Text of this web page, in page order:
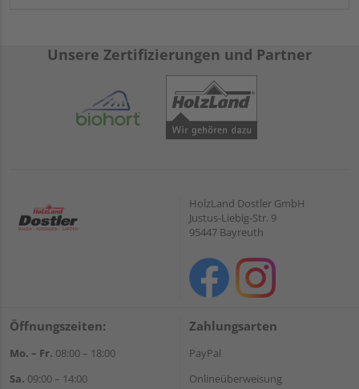
Unsere Zertifizierungen und Partner
HolzLand Dostler GmbH
Justus-Liebig-Str. 9
95447 Bayreuth
Öffnungszeiten:
Mo. – Fr. 08:00 – 18:00
Sa. 09:00 – 14:00
Zahlungsarten
PayPal
Onlineüberweisung